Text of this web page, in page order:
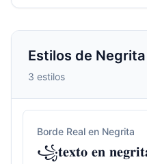
Estilos de
3 estilos
Borde Real en Negrita
꧁𝐭𝐞𝐱𝐭𝐨 𝐞𝐧